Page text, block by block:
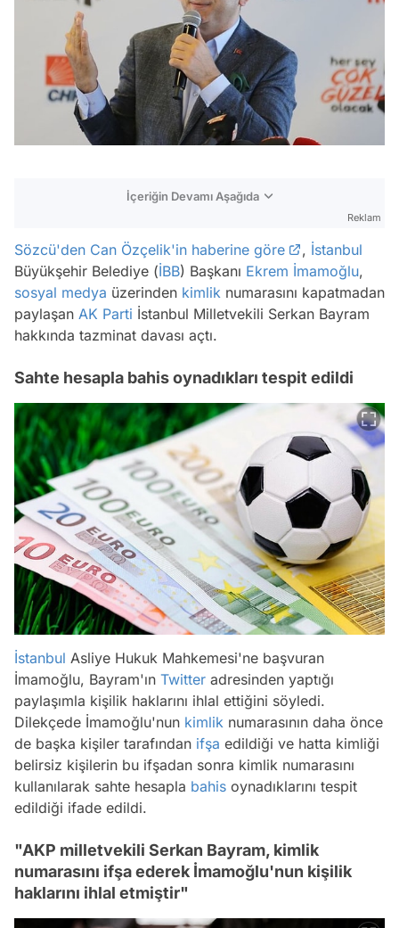
İçeriğin Devamı Aşağıda
Reklam
Sözcü'den Can Özçelik'in haberine göre , İstanbul
Büyükşehir Belediye (İBB) Başkanı Ekrem İmamoğlu,
sosyal medya üzerinden kimlik numarasını kapatmadan
paylaşan AK Parti İstanbul Milletvekili Serkan Bayram
hakkında tazminat davası açtı.
Sahte hesapla bahis oynadıkları tespit edildi
İstanbul Asliye Hukuk Mahkemesi'ne başvuran
İmamoğlu, Bayram'ın Twitter adresinden yaptığı
paylaşımla kişilik haklarını ihlal ettiğini söyledi.
Dilekçede İmamoğlu'nun kimlik numarasının daha önce
de başka kişiler tarafından ifşa edildiği ve hatta kimliği
belirsiz kişilerin bu ifşadan sonra kimlik numarasını
kullanılarak sahte hesapla bahis oynadıklarını tespit
edildiği ifade edildi.
"AKP milletvekili Serkan Bayram, kimlik
numarasını ifşa ederek İmamoğlu'nun kişilik
haklarını ihlal etmiştir"